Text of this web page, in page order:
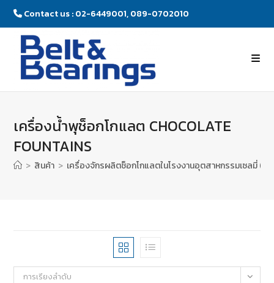
Contact us : 02-6449001, 089-0702010
เครื่องน้ำพุช็อกโกแลต CHOCOLATE
FOUNTAINS
> สินค้า > เครื่องจักรผลิตช็อกโกแลตในโรงงานอุตสาหกรรมเซลมี่ (อิ
การเรียงลำดับ